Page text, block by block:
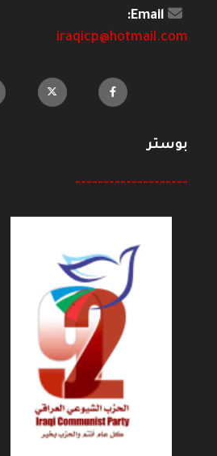
Email:
iraqicp@hotmail.com
بوستر
--------------------